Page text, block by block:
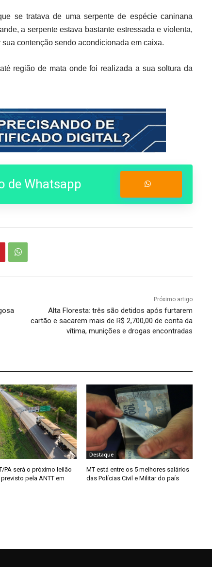
se tratava de uma serpente de espécie caninana
a serpente estava bastante estressada e violenta,
contenção sendo acondicionada em caixa.
região de mata onde foi realizada a sua soltura da
de Whatsapp
Próximo artigo
Alta Floresta: três são detidos após furtarem
cartão e sacarem mais de R$ 2,700,00 de conta da
vítima, munições e drogas encontradas
PA será o próximo leilão
pela ANTT em
Destaque
MT está entre os 5 melhores salários
das Polícias Civil e Militar do país